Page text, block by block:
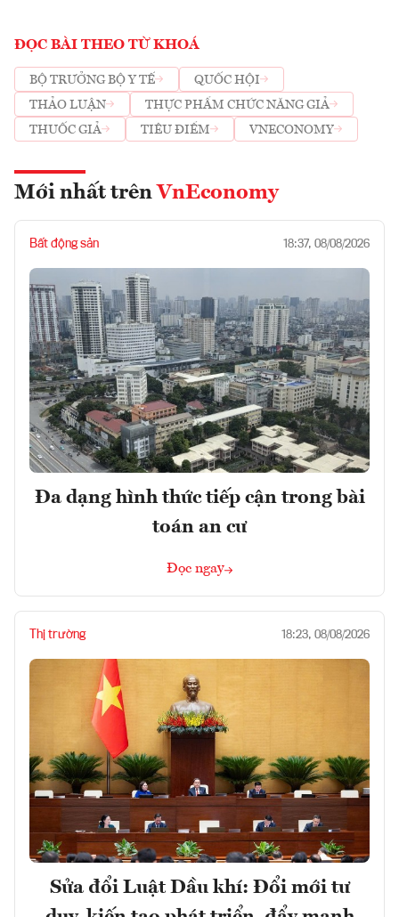
ĐỌC BÀI THEO TỪ KHOÁ
BỘ TRƯỞNG BỘ Y TẾ
QUỐC HỘI
THẢO LUẬN
THỰC PHẨM CHỨC NĂNG GIẢ
THUỐC GIẢ
TIÊU ĐIỂM VNECONOMY
Mới nhất trên VnEconomy
Bất động sản 18:37, 08/08/2026
Đa dạng hình thức tiếp cận trong bài
toán an cư
Đọc ngay
Thị trường 18:23, 08/08/2026
Sửa đổi Luật Dầu khí: Đổi mới tư